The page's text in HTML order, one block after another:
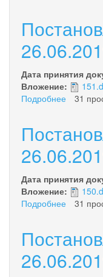
222
Дата принятия
Вложение:
Подробнее
151
31
Дата принятия
Вложение:
Подробнее
150
31